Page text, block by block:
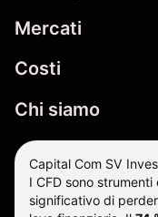
Mercati
Costi
Chi siamo
Capital Com SV
I CFD sono
significativo di